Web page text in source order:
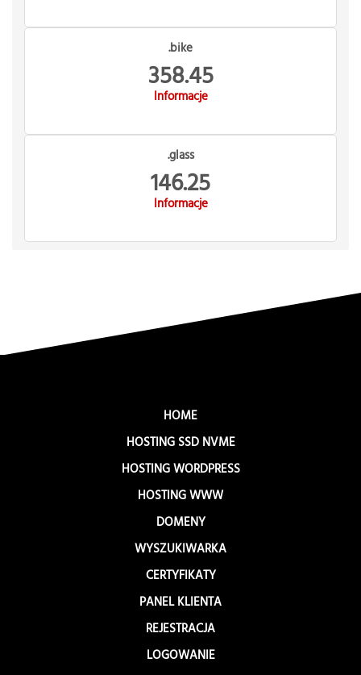
.bike
358.45
Informacje
.glass
146.25
Informacje
HOME
HOSTING SSD NVME
HOSTING WORDPRESS
HOSTING WWW
DOMENY
WYSZUKIWARKA
CERTYFIKATY
PANEL KLIENTA
REJESTRACJA
LOGOWANIE